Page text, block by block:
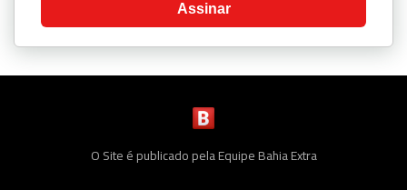
Assinar
O Site é publicado pela Equipe Bahia Extra